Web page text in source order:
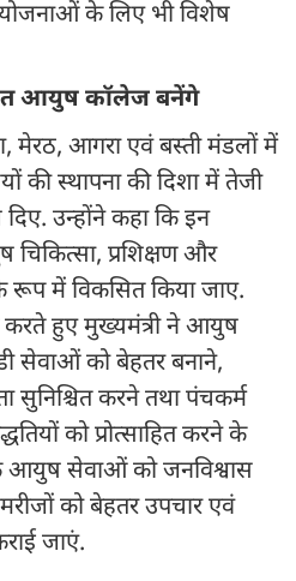
के लिए भी विशेष
आयुष कॉलेज बनेंगे
मेरठ, आगरा एवं बस्ती मंडलों में
की स्थापना की दिशा में तेजी
दिए. उन्होंने कहा कि इन
प्रशिक्षण और
रूप में विकसित किया जाए.
करते हुए मुख्यमंत्री ने आयुष
सेवाओं को बेहतर बनाने,
सुनिश्चित करने तथा पंचकर्म
को प्रोत्साहित करने के
आयुष सेवाओं को जनविश्वास
को बेहतर उपचार एवं
जाएं.